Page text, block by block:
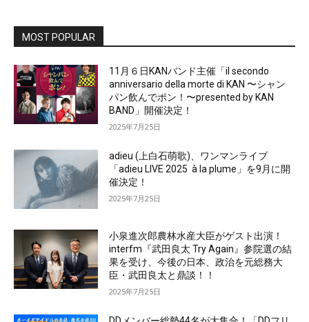
MOST POPULAR
11月６日KANバンド主催「il secondo
anniversario della morte di KAN 〜シャン
パン飲んでポン！〜presented by KAN
BAND」開催決定！
2025年7月25日
adieu (上白石萌歌)、ワンマンライブ
「adieu LIVE 2025 à la plume」を9月に開
催決定！
2025年7月25日
小泉進次郎農林水産大臣がゲスト出演！
interfm『武田良太 Try Again』参院選の結
果を受け、今後の日本、政治を元総務大
臣・武田良太と鼎談！！
2025年7月25日